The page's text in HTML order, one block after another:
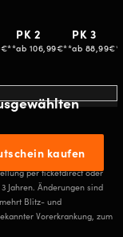
PK 2
ab 106,99€**
PK 3
ab
kaufen
wieder. Die Sicht von
abweichen.
per ticketdirect oder
Jahren. Änderungen sind
Blitz- und
Vorerkrankung, zum